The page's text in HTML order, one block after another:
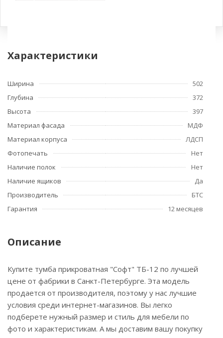
Характеристики
Ширина
502
Глубина
372
Высота
397
Материал фасада
МДФ
Материал корпуса
ЛДСП
Фотопечать
Нет
Наличие полок
Нет
Наличие ящиков
Да
Производитель
БТС
Гарантия
12 месяцев
Описание
Купите тумба прикроватная "Софт" ТБ-12 по лучшей
цене от фабрики в Санкт-Петербурге. Эта модель
продается от производителя, поэтому у нас лучшие
условия среди интернет-магазинов. Вы легко
подберете нужный размер и стиль для мебели по
фото и характеристикам. А мы доставим вашу покупку